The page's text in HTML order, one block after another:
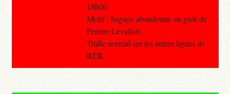
18h00.
Motif : bagage abandonne en gare de
Pereire Levallois.
Trafic normal sur les autres lignes de
RER.